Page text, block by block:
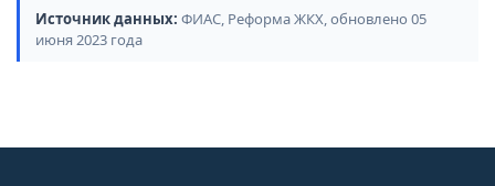
Источник данных: ФИАС, Реформа ЖКХ, обновлено 05
июня 2023 года